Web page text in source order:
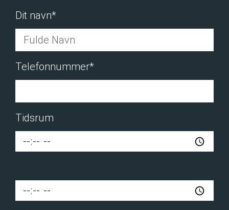
Dit navn*
Telefonnummer*
Tidsrum